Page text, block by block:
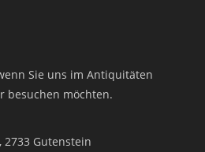
Sie uns im Antiquitäten
besuchen möchten.
2733 Gutenstein